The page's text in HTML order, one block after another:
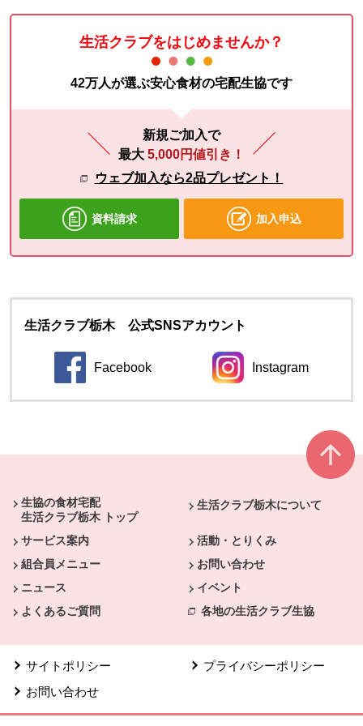
生活クラブをはじめませんか？
42万人が選ぶ安心食材の宅配生協です
新規ご加入で
最大 5,000円値引き！
ウェブ加入なら2品プレゼント！
資料請求 加入申込
生活クラブ栃木 公式SNSアカウント
Facebook
別のウィンドウで開きます。
Instagram
別のウィンドウ
生協の食材宅配
生活クラブ栃木 トップ
生活クラブ栃木について
サービス案内
活動・とりくみ
組合員メニュー
お問い合わせ
ニュース
イベント
よくあるご質問
各地の生活クラブ生協
サイトポリシー
プライバシーポリシー
お問い合わせ